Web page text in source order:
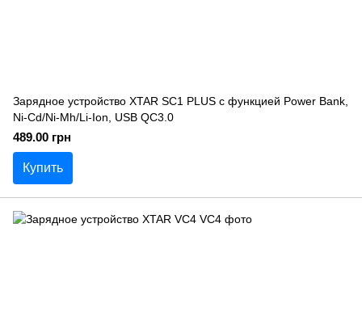
Зарядное устройство XTAR SC1 PLUS с функцией Power Bank,
Ni-Cd/Ni-Mh/Li-Ion, USB QC3.0
489.00 грн
Купить